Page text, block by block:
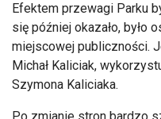
Efektem przewagi Parku
się później okazało, było
miejscowej publiczności.
Michał Kaliciak,
Szymona Kaliciaka.